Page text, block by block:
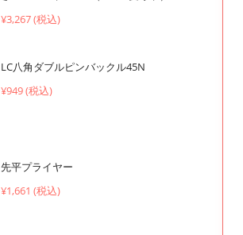
¥3,267 (税込)
LC八角ダブルピンバックル45N
¥949 (税込)
先平プライヤー
¥1,661 (税込)